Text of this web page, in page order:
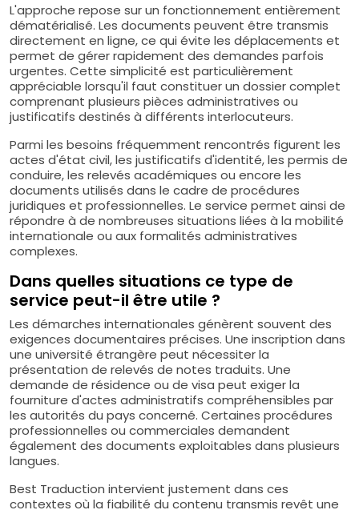
L'approche repose sur un fonctionnement entièrement
dématérialisé. Les documents peuvent être transmis
directement en ligne, ce qui évite les déplacements et
permet de gérer rapidement des demandes parfois
urgentes. Cette simplicité est particulièrement
appréciable lorsqu'il faut constituer un dossier complet
comprenant plusieurs pièces administratives ou
justificatifs destinés à différents interlocuteurs.
Parmi les besoins fréquemment rencontrés figurent les
actes d'état civil, les justificatifs d'identité, les permis de
conduire, les relevés académiques ou encore les
documents utilisés dans le cadre de procédures
juridiques et professionnelles. Le service permet ainsi de
répondre à de nombreuses situations liées à la mobilité
internationale ou aux formalités administratives
complexes.
Dans quelles situations ce type de
service peut-il être utile ?
Les démarches internationales génèrent souvent des
exigences documentaires précises. Une inscription dans
une université étrangère peut nécessiter la
présentation de relevés de notes traduits. Une
demande de résidence ou de visa peut exiger la
fourniture d'actes administratifs compréhensibles par
les autorités du pays concerné. Certaines procédures
professionnelles ou commerciales demandent
également des documents exploitables dans plusieurs
langues.
Best Traduction intervient justement dans ces
contextes où la fiabilité du contenu transmis revêt une